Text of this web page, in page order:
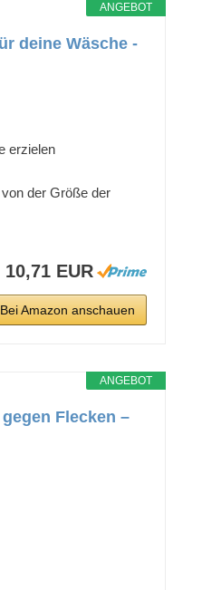
ANGEBOT
deine Wäsche -
erzielen
der Größe der
10,71 EUR
Bei Amazon anschauen
ANGEBOT
Flecken –